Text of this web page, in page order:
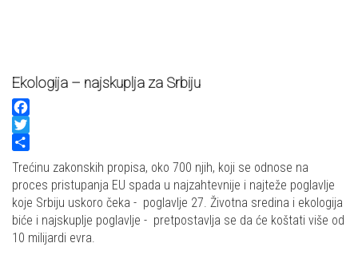
Ekologija – najskuplja za Srbiju
Facebook
Twitter
Share
Trećinu zakonskih propisa, oko 700 njih, koji se odnose na
proces pristupanja EU spada u najzahtevnije i najteže poglavlje
koje Srbiju uskoro čeka - poglavlje 27. Životna sredina i ekologija
biće i najskuplje poglavlje - pretpostavlja se da će koštati više od
10 milijardi evra.